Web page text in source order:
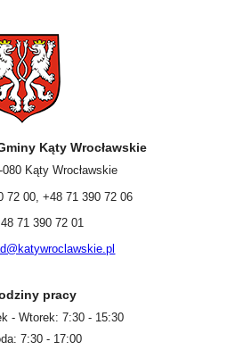
Kąty Wrocławskie
Kąty Wrocławskie
72 00, +48 71 390 72 06
71 390 72 01
pracy
- Wtorek: 7:30 - 15:30
7:30 - 17:00